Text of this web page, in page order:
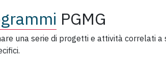
PGMG
una serie di progetti e attività correlati a